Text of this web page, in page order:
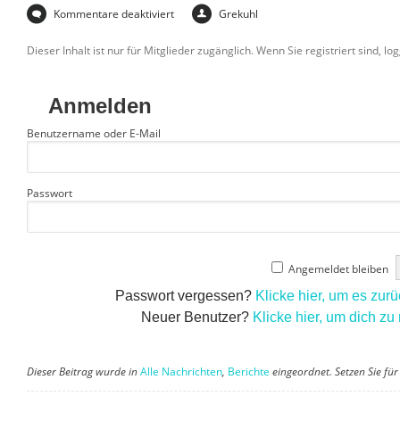
Kommentare deaktiviert Grekuhl
Dieser Inhalt ist nur für Mitglieder zugänglich. Wenn Sie registriert sind,
Anmelden
Benutzername oder E-Mail
Passwort
Angemeldet bleiben
Passwort vergessen? Klicke hier, um es
Neuer Benutzer? Klicke hier, um dich zu
Dieser Beitrag wurde inAlle Nachrichten, Berichte eingeordnet. Setzen Sie